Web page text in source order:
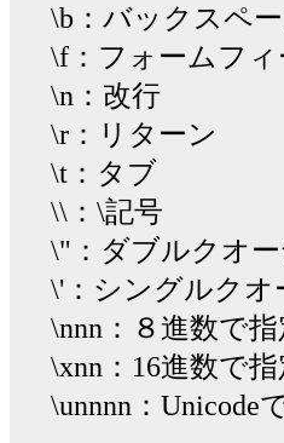
\b：バックスペー
\f：フォームフィ
\n：改行
\r：リターン
\t：タブ
\\：\記号
\"：ダブルクオー
\'：シングルクオ
\nnn：８進数で指
\xnn：16進数で指
\unnnn：Unicode